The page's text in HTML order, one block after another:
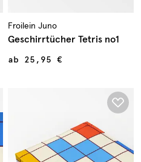
Froilein Juno
Geschirrtücher Tetris no1
ab 25,95 €